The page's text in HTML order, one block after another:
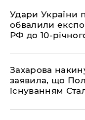
​Удари України
обвалили
РФ до 10-
​Захарова
заявила, що
існуванням